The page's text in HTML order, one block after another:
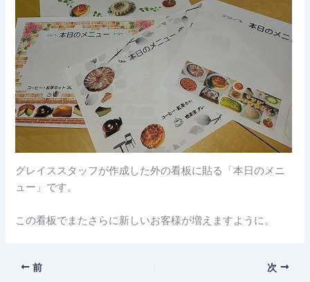
グレイススタッフが作成した外の看板に貼る「本日のメニ
ュー」です。
この看板でまたさらに新しいお客様が増えますように。
前 次